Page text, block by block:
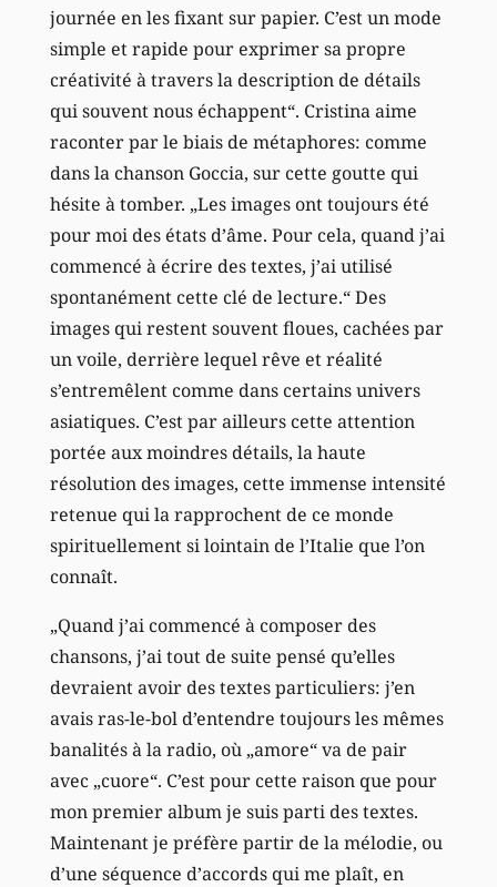
journée en les fixant sur papier. C’est un mode
simple et rapide pour exprimer sa propre
créativité à travers la description de détails
qui souvent nous échappent“. Cristina aime
raconter par le biais de métaphores: comme
dans la chanson Goccia, sur cette goutte qui
hésite à tomber. „Les images ont toujours été
pour moi des états d’âme. Pour cela, quand j’ai
commencé à écrire des textes, j’ai utilisé
spontanément cette clé de lecture.“ Des
images qui restent souvent floues, cachées par
un voile, derrière lequel rêve et réalité
s’entremêlent comme dans certains univers
asiatiques. C’est par ailleurs cette attention
portée aux moindres détails, la haute
résolution des images, cette immense intensité
retenue qui la rapprochent de ce monde
spirituellement si lointain de l’Italie que l’on
connaît.
„Quand j’ai commencé à composer des
chansons, j’ai tout de suite pensé qu’elles
devraient avoir des textes particuliers: j’en
avais ras-le-bol d’entendre toujours les mêmes
banalités à la radio, où „amore“ va de pair
avec „cuore“. C’est pour cette raison que pour
mon premier album je suis parti des textes.
Maintenant je préfère partir de la mélodie, ou
d’une séquence d’accords qui me plaît, en